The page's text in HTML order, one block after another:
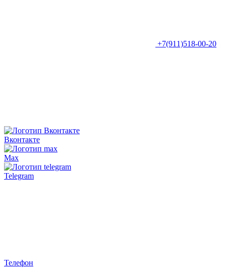
+7(911)518-00-20
Вконтакте
Max
Telegram
Телефон